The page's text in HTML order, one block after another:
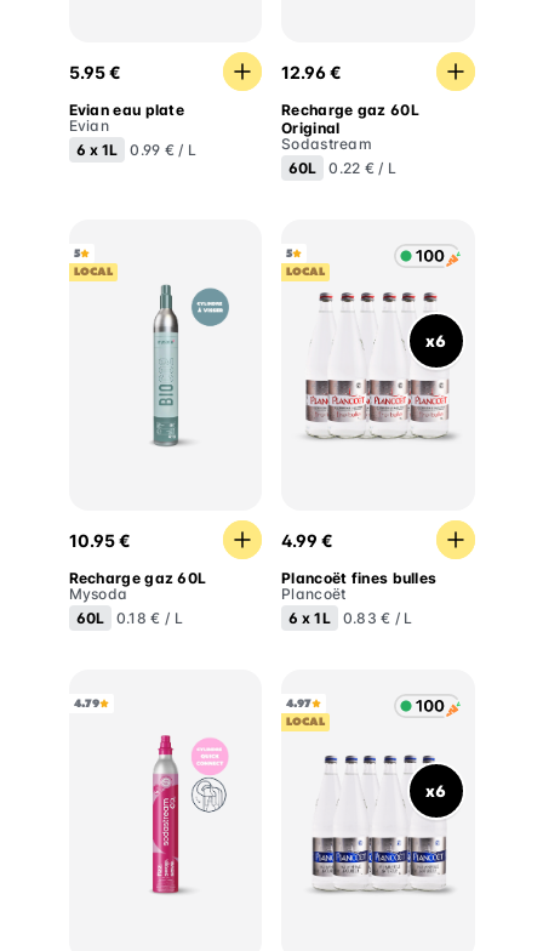
5.95 €
Evian eau plate
Evian
6 x1L 0.99 € / L
Recharge gaz 60L Original
12.96 €
Recharge gaz 60L
Original
Sodastream
60L
0.22 € / L
5
LOCAL
Recharge gaz 60L
10.95 €
Recharge gaz 60L
Mysoda
60L
0.18 € / L
5
LOCAL
x6
Plancoët fines bulles
4.99 €
Plancoët fines bulles
Plancoët
6 x 1L 0.83 € / L
4.79
4.97
LOCAL
x6